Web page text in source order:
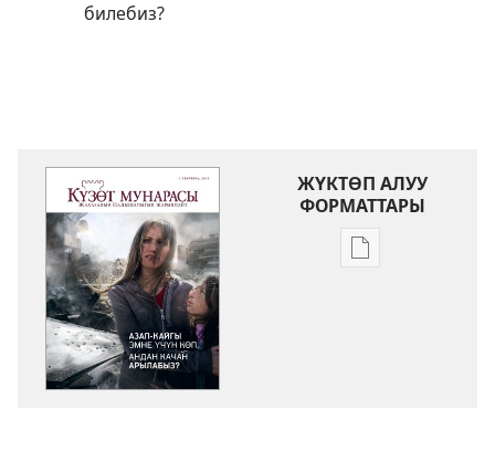
билебиз?
ЖҮКТӨП АЛУУ
ФОРМАТТАРЫ
Адабиятты